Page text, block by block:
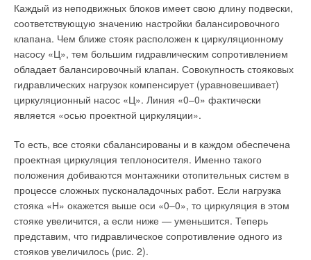
Каждый из неподвижных блоков имеет свою длину подвески,
соответствующую значению настройки балансировочного
клапана. Чем ближе стояк расположен к циркуляционному
насосу «Ц», тем большим гидравлическим сопротивлением
обладает балансировочный клапан. Совокупность стояковых
гидравлических нагрузок компенсирует (уравновешивает)
циркуляционный насос «Ц». Линия «0–0» фактически
является «осью проектной циркуляции».
То есть, все стояки сбалансированы и в каждом обеспечена
проектная циркуляция теплоносителя. Именно такого
положения добиваются монтажники отопительных систем в
процессе сложных пусконаладочных работ. Если нагрузка
стояка «Н» окажется выше оси «0–0», то циркуляция в этом
стояке увеличится, а если ниже — уменьшится. Теперь
представим, что гидравлическое сопротивление одного из
стояков увеличилось (рис. 2).
количество сыпучих конструкций оседает на дне.
Как правило, использование экологически чистой воды для
обогревателей служит гарантией их надежной эксплуатации.
Некоторые потребители несознательно нарушают
инструкции по эксплуатации, заменяя стекло для измерения
воды магнитными уровневыми приборами. На каждый
энергетический паровой котел с определенной мощностью,
на заводеизготовителе технологическими
производственными нормами и стандартами,
устанавливается соответствующее техническим
характеристикам стекло.
Принятие решения об отказе в использовании смотровых
стекол является грубейшим нарушением. Управляемый
радар колебаний — новейшая и наиболее передовая
Подробное обоснование методики расчета интенсивности
теплового облучения при лучистом отоплении приведено в
работе [4]. Интенсивность теплового облучения зависит от
температуры поверхности излучателя, его расположения
относительно человека и взаимных площадей излучения.
Методика расчета интенсивности теплового облучения
ориентирована на алгоритмизацию расчетов и
Поэтому координаты центра излучателя или его части и
расчетной точки (голова человека) задаются в
прямоугольной системе координат. Координатная ось ОХ
должна быть параллельной нормали к плоскости
излучающей поверхности, направления осей OY и OZ могут
быть произвольными. Центр координатных осей может быть
размещен в любом месте помещения, исходя из удобства